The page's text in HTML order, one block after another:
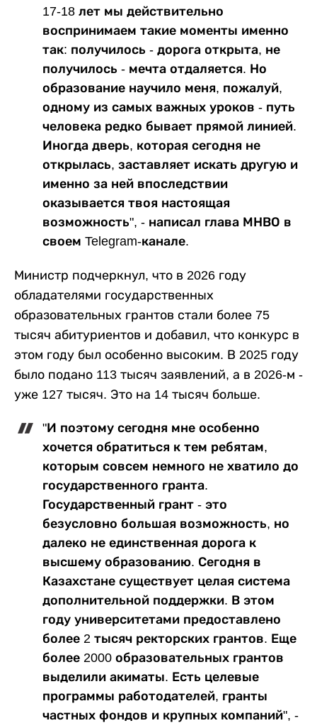
17-18 лет мы действительно
воспринимаем такие моменты именно
так: получилось - дорога открыта, не
получилось - мечта отдаляется. Но
образование научило меня, пожалуй,
одному из самых важных уроков - путь
человека редко бывает прямой линией.
Иногда дверь, которая сегодня не
открылась, заставляет искать другую и
именно за ней впоследствии
оказывается твоя настоящая
возможность", - написал глава МНВО в
своем Telegram-канале.
Министр подчеркнул, что в 2026 году
обладателями государственных
образовательных грантов стали более 75
тысяч абитуриентов и добавил, что конкурс в
этом году был особенно высоким. В 2025 году
было подано 113 тысяч заявлений, а в 2026-м -
уже 127 тысяч. Это на 14 тысяч больше.
"И поэтому сегодня мне особенно
хочется обратиться к тем ребятам,
которым совсем немного не хватило до
государственного гранта.
Государственный грант - это
безусловно большая возможность, но
далеко не единственная дорога к
высшему образованию. Сегодня в
Казахстане существует целая система
дополнительной поддержки. В этом
году университетами предоставлено
более 2 тысяч ректорских грантов. Еще
более 2000 образовательных грантов
выделили акиматы. Есть целевые
программы работодателей, гранты
частных фондов и крупных компаний", -